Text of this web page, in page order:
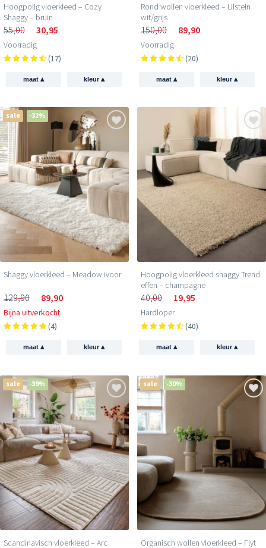
Hoogpolig vloerkleed – Cozy
Shaggy – bruin
55,00 30,95
Voorradig
(17)
maat ▴ kleur▴
Rond wollen vloerkleed – Ulstein
wit/grijs
150,00 89,90
Voorradig
(20)
maat ▴ kleur▴
sale -32%
Shaggy vloerkleed – Meadow ivoor
129,90 89,90
Bijna uitverkocht
(4)
maat ▴ kleur▴
Hoogpolig vloerkleed shaggy Trend
effen – champagne
40,00 19,95
Hardloper
(40)
maat ▴ kleur▴
sale -39%
Scandinavisch vloerkleed – Arc
sale -30%
Organisch wollen vloerkleed – Flyt